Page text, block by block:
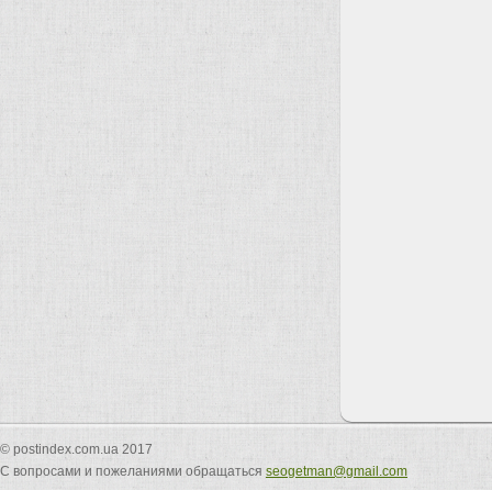
© postindex.com.ua 2017
С вопросами и пожеланиями обращаться seogetman@gmail.com